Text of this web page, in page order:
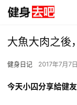
大魚大肉之後
健身日记 2017年7月7
今天小囚分享給健